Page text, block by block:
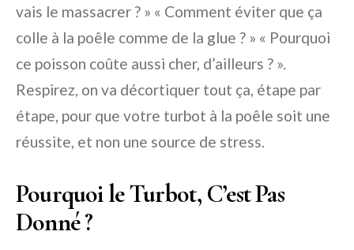
vais le massacrer ? » « Comment éviter que ça
colle à la poêle comme de la glue ? » « Pourquoi
ce poisson coûte aussi cher, d’ailleurs ? ».
Respirez, on va décortiquer tout ça, étape par
étape, pour que votre turbot à la poêle soit une
réussite, et non une source de stress.
Pourquoi le Turbot, C’est Pas
Donné ?